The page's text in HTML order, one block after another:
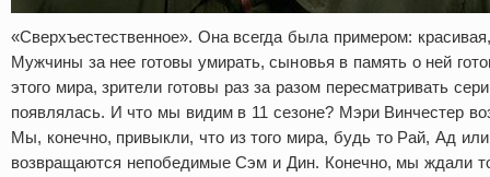
«Сверхъестественное». Она всегда была примером:
Мужчины за нее готовы умирать, сыновья в память о ней
этого мира, зрители готовы раз за разом пересматривать
появлялась. И что мы видим в 11 сезоне? Мэри Винчестер
Мы, конечно, привыкли, что из того мира, будь то Рай, Ад
возвращаются непобедимые Сэм и Дин. Конечно, мы ждали